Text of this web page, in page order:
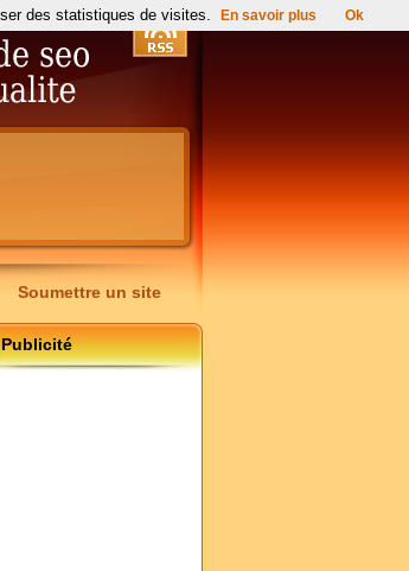
Soumettre un site
Publicité
des statistiques de visites. En savoir plus Ok